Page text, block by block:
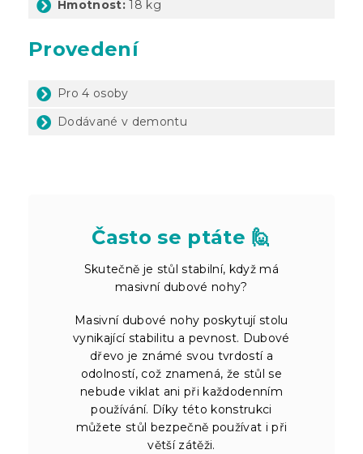
Hmotnost: 18 kg
Provedení
Pro 4 osoby
Dodávané v demontu
Často se ptáte 🙋
Skutečně je stůl stabilní, když má
masivní dubové nohy?
Masivní dubové nohy poskytují stolu
vynikající stabilitu a pevnost. Dubové
dřevo je známé svou tvrdostí a
odolností, což znamená, že stůl se
nebude viklat ani při každodenním
používání. Díky této konstrukci
můžete stůl bezpečně používat i při
větší zátěži.